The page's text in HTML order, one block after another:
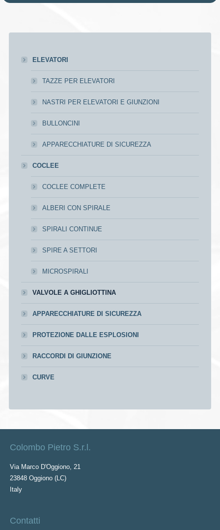
ELEVATORI
TAZZE PER ELEVATORI
NASTRI PER ELEVATORI E GIUNZIONI
BULLONCINI
APPARECCHIATURE DI SICUREZZA
COCLEE
COCLEE COMPLETE
ALBERI CON SPIRALE
SPIRALI CONTINUE
SPIRE A SETTORI
MICROSPIRALI
VALVOLE A GHIGLIOTTINA
APPARECCHIATURE DI SICUREZZA
PROTEZIONE DALLE ESPLOSIONI
RACCORDI DI GIUNZIONE
CURVE
Colombo Pietro S.r.l.
Via Marco D'Oggiono, 21
23848 Oggiono (LC)
Italy
Contatti